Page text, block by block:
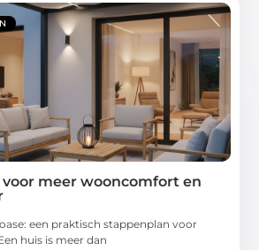
meer wooncomfort en
een praktisch stappenplan voor
huis is meer dan